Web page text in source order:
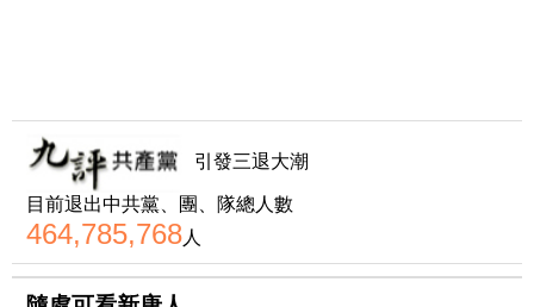
引發三退大潮
目前退出中共黨、團、隊總人數
464,785,768人